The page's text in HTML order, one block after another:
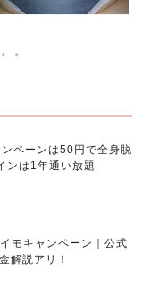
ペーンは50円で全身脱
ンは1年通い放題
モキャンペーン｜公式
解説アリ！